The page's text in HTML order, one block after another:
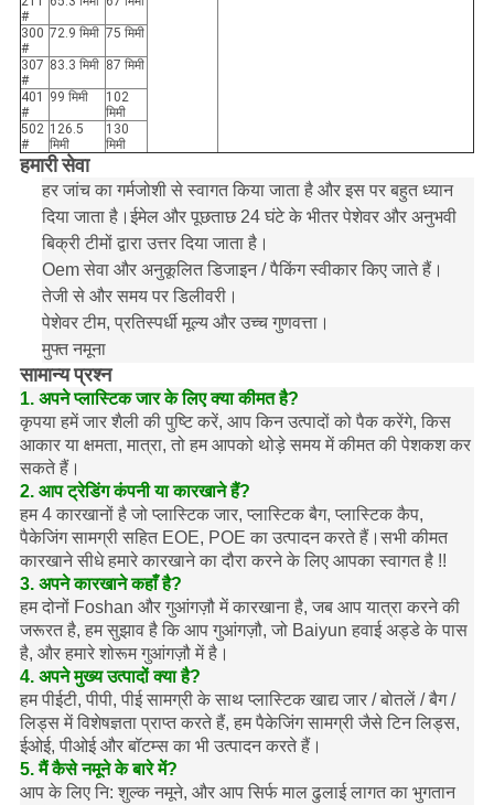
#
300
#
72.9 मिमी 75 मिमी
307
#
83.3 मिमी 87 मिमी
401
#
99 मिमी
102
मिमी
502
#
126.5
मिमी
130
मिमी
हमारी सेवा
हर जांच का गर्मजोशी से स्वागत किया जाता है और इस पर बहुत ध्यान
दिया जाता है।ईमेल और पूछताछ 24 घंटे के भीतर पेशेवर और अनुभवी
बिक्री टीमों द्वारा उत्तर दिया जाता है।
Oem सेवा और अनुकूलित डिजाइन / पैकिंग स्वीकार किए जाते हैं।
तेजी से और समय पर डिलीवरी।
पेशेवर टीम, प्रतिस्पर्धी मूल्य और उच्च गुणवत्ता।
मुफ्त नमूना
सामान्य प्रश्न
1. अपने प्लास्टिक जार के लिए क्या कीमत है?
कृपया हमें जार शैली की पुष्टि करें, आप किन उत्पादों को पैक करेंगे, किस
आकार या क्षमता, मात्रा, तो हम आपको थोड़े समय में कीमत की पेशकश कर
सकते हैं।
2. आप ट्रेडिंग कंपनी या कारखाने हैं?
हम 4 कारखानों है जो प्लास्टिक जार, प्लास्टिक बैग, प्लास्टिक कैप,
पैकेजिंग सामग्री सहित EOE, POE का उत्पादन करते हैं।सभी कीमत
कारखाने सीधे हमारे कारखाने का दौरा करने के लिए आपका स्वागत है !!
3. अपने कारखाने कहाँ है?
हम दोनों Foshan और गुआंगज़ौ में कारखाना है, जब आप यात्रा करने की
जरूरत है, हम सुझाव है कि आप गुआंगज़ौ, जो Baiyun हवाई अड्डे के पास
है, और हमारे शोरूम गुआंगज़ौ में है।
4. अपने मुख्य उत्पादों क्या है?
हम पीईटी, पीपी, पीई सामग्री के साथ प्लास्टिक खाद्य जार / बोतलें / बैग /
लिड्स में विशेषज्ञता प्राप्त करते हैं, हम पैकेजिंग सामग्री जैसे टिन लिड्स,
ईओई, पीओई और बॉटम्स का भी उत्पादन करते हैं।
5. मैं कैसे नमूने के बारे में?
आप के लिए नि: शुल्क नमूने, और आप सिर्फ माल ढुलाई लागत का भुगतान